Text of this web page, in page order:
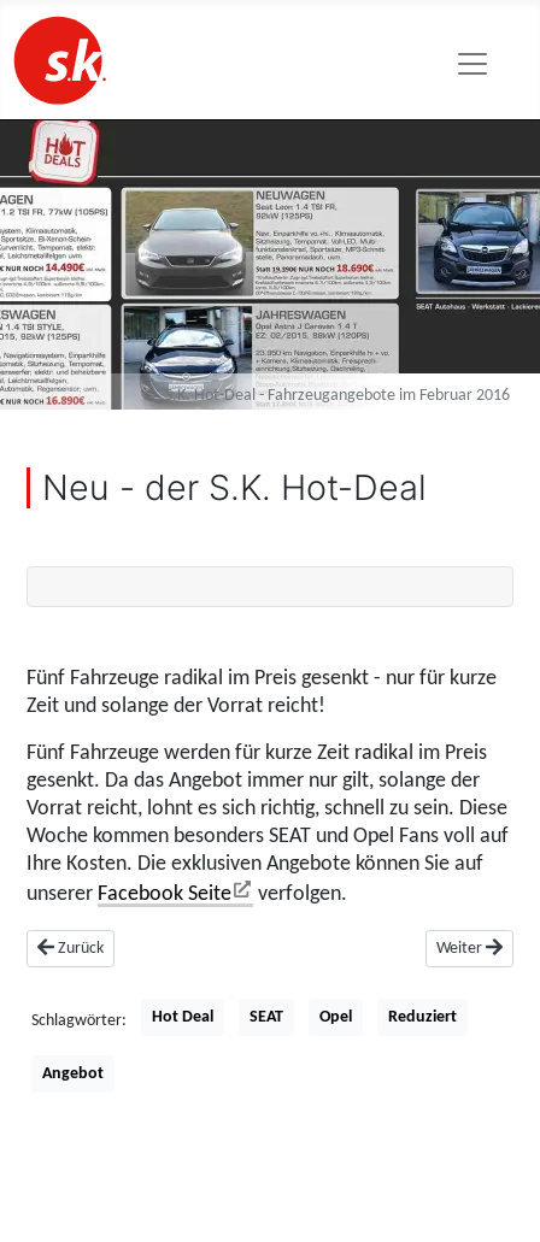
S.K. Hot-Deal - Fahrzeugangebote im Februar 2016
Neu - der S.K. Hot-Deal
Fünf Fahrzeuge radikal im Preis gesenkt - nur für kurze
Zeit und solange der Vorrat reicht!
Fünf Fahrzeuge werden für kurze Zeit radikal im Preis
gesenkt. Da das Angebot immer nur gilt, solange der
Vorrat reicht, lohnt es sich richtig, schnell zu sein. Diese
Woche kommen besonders SEAT und Opel Fans voll auf
Ihre Kosten. Die exklusiven Angebote können Sie auf
unserer Facebook Seite verfolgen.
Vorheriger Beitrag: Neue Hebebühne für unsere Lackiererei
Zurück Nächster
Weiter
Schlagwörter: Hot Deal SEAT Opel Reduziert
Angebot